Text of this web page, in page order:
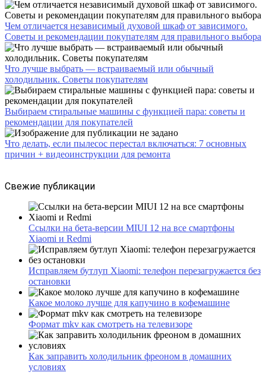
Чем отличается независимый духовой шкаф от зависимого.
Советы и рекомендации покупателям для правильного выбора
Что лучше выбрать — встраиваемый или обычный
холодильник. Советы покупателям
Выбираем стиральные машины с функцией пара: советы и
рекомендации для покупателей
Что делать, если пылесос перестал включаться: 7 основных
причин + видеоинструкции для ремонта
Свежие публикации
Ссылки на бета-версии MIUI 12 на все смартфоны
Xiaomi и Redmi
Исправляем бутлуп Xiaomi: телефон перезагружается без
остановки
Какое молоко лучше для капучино в кофемашине
Формат mkv как смотреть на телевизоре
Как заправить холодильник фреоном в домашних
условиях